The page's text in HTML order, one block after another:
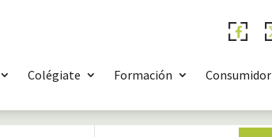
Colégiate Formación Consumidor